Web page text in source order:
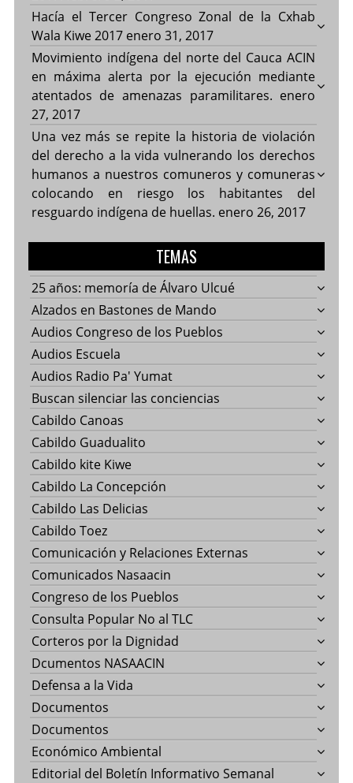
Hacía el Tercer Congreso Zonal de la Cxhab
Wala Kiwe 2017 enero 31, 2017
Movimiento indígena del norte del Cauca ACIN
en máxima alerta por la ejecución mediante
atentados de amenazas paramilitares. enero
27, 2017
Una vez más se repite la historia de violación
del derecho a la vida vulnerando los derechos
humanos a nuestros comuneros y comuneras
colocando en riesgo los habitantes del
resguardo indígena de huellas. enero 26, 2017
TEMAS
25 años: memoría de Álvaro Ulcué
Alzados en Bastones de Mando
Audios Congreso de los Pueblos
Audios Escuela
Audios Radio Pa' Yumat
Buscan silenciar las conciencias
Cabildo Canoas
Cabildo Guadualito
Cabildo kite Kiwe
Cabildo La Concepción
Cabildo Las Delicias
Cabildo Toez
Comunicación y Relaciones Externas
Comunicados Nasaacin
Congreso de los Pueblos
Consulta Popular No al TLC
Corteros por la Dignidad
Dcumentos NASAACIN
Defensa a la Vida
Documentos
Documentos
Económico Ambiental
Editorial del Boletín Informativo Semanal